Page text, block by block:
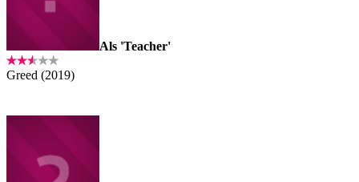
Als 'Teacher'
Greed (2019)